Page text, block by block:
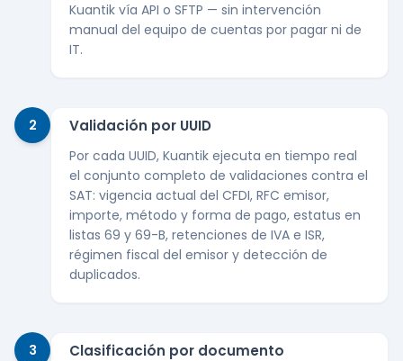
Kuantik vía API o SFTP — sin intervención
manual del equipo de cuentas por pagar ni de
IT.
2 Validación por UUID
Por cada UUID, Kuantik ejecuta en tiempo real
el conjunto completo de validaciones contra el
SAT: vigencia actual del CFDI, RFC emisor,
importe, método y forma de pago, estatus en
listas 69 y 69-B, retenciones de IVA e ISR,
régimen fiscal del emisor y detección de
duplicados.
3 Clasificación por documento